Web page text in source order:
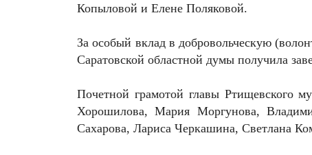
Копыловой и Елене Поляковой.
За особый вклад в добровольческую
Саратовской областной думы получила
Почетной грамотой главы Ртищевского
Хорошилова, Мария Моргунова,
Сахарова, Лариса Черкашина, Светлана